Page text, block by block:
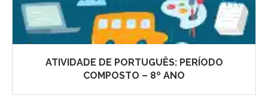
ATIVIDADE DE PORTUGUÊS: PERÍODO
COMPOSTO – 8º ANO